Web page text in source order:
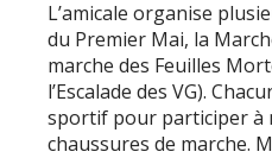
L’amicale organise
du Premier Mai, la
marche des Feuilles
l’Escalade des VG).
sportif pour participer à
chaussures de marche.